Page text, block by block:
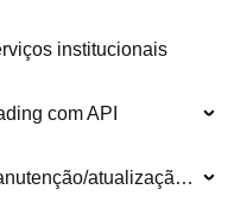
institucionais
com API
Manutenção/atualização do sistema